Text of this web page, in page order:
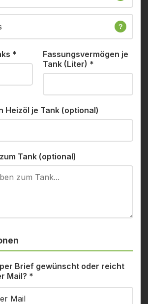
?
*
Fassungsvermögen je
Tank (Liter) *
Heizöl je Tank (optional)
Tank (optional)
Brief gewünscht oder reicht
Mail? *
Mail